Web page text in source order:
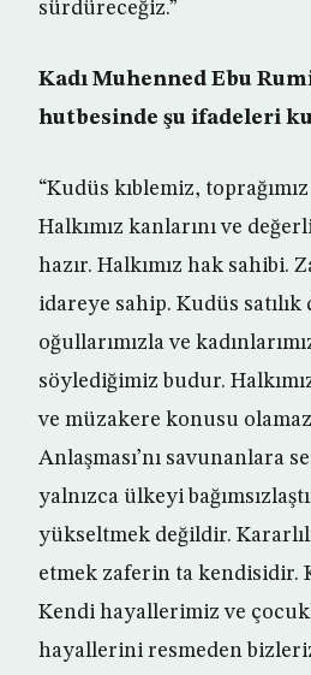
sürdüreceğiz.”
Kadı Muhenned Ebu
hutbesinde şu ifadeleri
“Kudüs kıblemiz,
Halkımız kanlarını ve
hazır. Halkımız hak sahibi.
idareye sahip. Kudüs
oğullarımızla ve
söylediğimiz budur.
ve müzakere konusu
Anlaşması’nı savunanlara
yalnızca ülkeyi
yükseltmek değildir.
etmek zaferin ta kendisidir.
Kendi hayallerimiz ve
hayallerini resmeden